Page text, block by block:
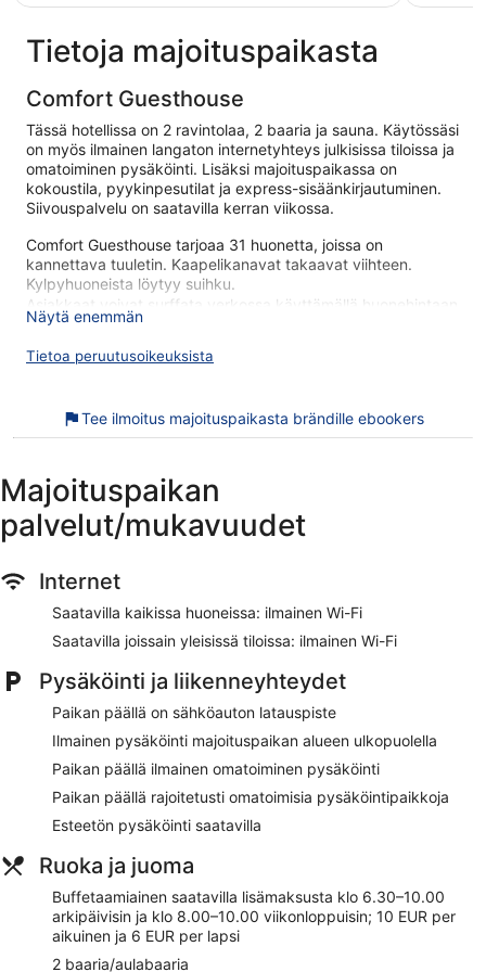
Tietoja majoituspaikasta
Comfort Guesthouse
Tässä hotellissa on 2 ravintolaa, 2 baaria ja sauna. Käytössäsi
on myös ilmainen langaton internetyhteys julkisissa tiloissa ja
omatoiminen pysäköinti. Lisäksi majoituspaikassa on
kokoustila, pyykinpesutilat ja express-sisäänkirjautuminen.
Siivouspalvelu on saatavilla kerran viikossa.
Comfort Guesthouse tarjoaa 31 huonetta, joissa on
kannettava tuuletin. Kaapelikanavat takaavat viihteen.
Kylpyhuoneista löytyy suihku.
Asiakkaat voivat surffata verkossa käyttämällä huonehintaan
sisältyvää langatonta internetyhteyttä. Liiketoimintaa
tukeviin palveluihin kuuluvat työpöydät ja puhelin. Siivous on
saatavilla päivittäin.
Seuraavat aktiviteetit ovat saatavilla joko paikan päällä tai
Comfort Guesthouse sijaitsee vain lyhyen kävelymatkan
päässä kohteesta Pietarsaaren kaupunginmuseo.
Majoituspaikka tarjoaa esimerkiksi ilmaisen Wi-Fi-yhteyden
lemmikkipalveluihin kuuluu ruoka- ja vesikulhot.
Ilmainen Wi-Fi
Ilmainen omatoiminen pysäköinti
Voit haukata jotain yhdessä majoituspaikan 2 ravintolasta
tai vaihtoehtoisesti tilata juoman yhdessä sen 2
baarista/loungesta
Buffetaamiainen saatavilla päivittäin lisämaksusta
Majoituspaikan palveluihin lukeutuvat ilmaiset
sanomalehdet aulassa, kokoushuoneita ja kokoustila
Majoituspaikan alueella on tarjolla sauna ja polkupyörien
Sijaitsee 15 minuutin kävelymatkan päässä kohteista
Pietarsaaren kaupunginmuseo ja Vanhan Sataman
koirapuisto
Majoituspaikkaan voi tuoda lemmikin ilmaiseksi
Saatavilla on lemmikkiystävällisiä palveluita, kuten ruoka-
Näytä enemmän
Tietoa peruutusoikeuksista
Tee ilmoitus majoituspaikasta brändille ebookers
Majoituspaikan
palvelut/mukavuudet
Internet
Saatavilla kaikissa huoneissa: ilmainen Wi-Fi
Saatavilla joissain yleisissä tiloissa: ilmainen Wi-Fi
Pysäköinti ja liikenneyhteydet
Paikan päällä on sähköauton latauspiste
Ilmainen pysäköinti majoituspaikan alueen ulkopuolella
Paikan päällä ilmainen omatoiminen pysäköinti
Paikan päällä rajoitetusti omatoimisia pysäköintipaikkoja
Esteetön pysäköinti saatavilla
Ruoka ja juoma
Buffetaamiainen saatavilla lisämaksusta klo 6.30–10.00
arkipäivisin ja klo 8.00–10.00 viikonloppuisin; 10 EUR per
aikuinen ja 6 EUR per lapsi
2 baaria/aulabaaria